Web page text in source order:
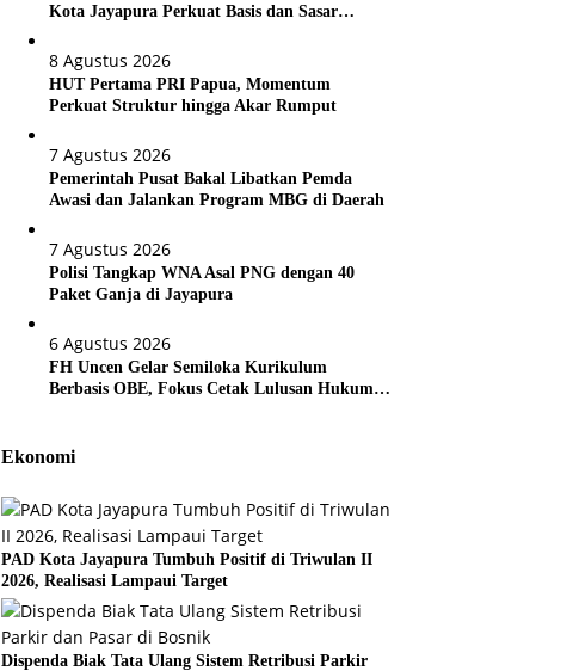
Kota Jayapura Perkuat Basis dan Sasar
8 Agustus 2026
HUT Pertama PRI Papua, Momentum
Perkuat Struktur hingga Akar Rumput
7 Agustus 2026
Pemerintah Pusat Bakal Libatkan Pemda
Awasi dan Jalankan Program MBG di Daerah
7 Agustus 2026
Polisi Tangkap WNA Asal PNG dengan 40
Paket Ganja di Jayapura
6 Agustus 2026
FH Uncen Gelar Semiloka Kurikulum
Berbasis OBE, Fokus Cetak Lulusan Hukum
Ekonomi
PAD Kota Jayapura Tumbuh Positif di Triwulan II
2026, Realisasi Lampaui Target
Dispenda Biak Tata Ulang Sistem Retribusi Parkir